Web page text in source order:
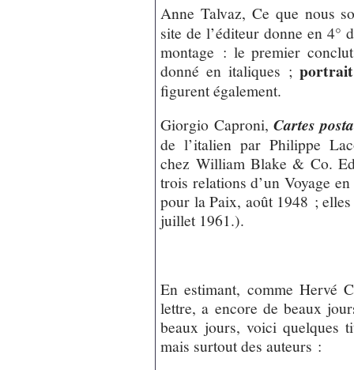
Anne Talvaz, Ce que nous
site de l’éditeur donne en 4°
montage : le premier
donné en italiques ;
figurent également.
Giorgio Caproni, Cartes
de l’italien par Philippe
chez William Blake & Co.
trois relations d’un Voyage
pour la Paix, août 1948 ;
juillet 1961.).
En estimant, comme Hervé
lettre, a encore de beaux
beaux jours, voici quelques
mais surtout des auteurs :